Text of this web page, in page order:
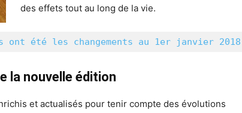
des effets tout au long de la vie.
ont été les changements au 1er janvier 2018
la nouvelle édition
et actualisés pour tenir compte des évolutions